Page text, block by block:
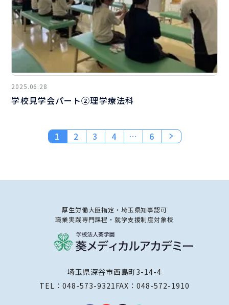
2025.06.28
学校見学会パート②理学療法科
1 2 3 4 … 6
厚生労働大臣指定・埼玉県知事認可
職業実践専門課程・就学支援制度対象校
埼玉県深谷市西島町3-14-4
TEL： 048-573-9321 FAX：048-572-1910